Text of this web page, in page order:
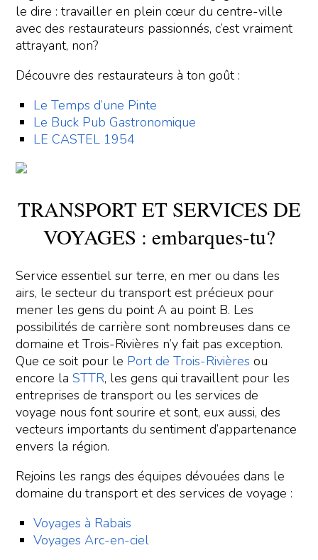
le dire : travailler en plein cœur du centre-ville
avec des restaurateurs passionnés, c’est vraiment
attrayant, non?
Découvre des restaurateurs à ton goût :
Le Temps d’une Pinte
Le Buck Pub Gastronomique
LE CASTEL 1954
TRANSPORT ET SERVICES DE
VOYAGES : embarques-tu?
Service essentiel sur terre, en mer ou dans les
airs, le secteur du transport est précieux pour
mener les gens du point A au point B. Les
possibilités de carrière sont nombreuses dans ce
domaine et Trois-Rivières n’y fait pas exception.
Que ce soit pour le Port de Trois-Rivières ou
encore laSTTR, les gens qui travaillent pour les
entreprises de transport ou les services de
voyage nous font sourire et sont, eux aussi, des
vecteurs importants du sentiment d’appartenance
envers la région.
Rejoins les rangs des équipes dévouées dans le
domaine du transport et des services de voyage :
Voyages à Rabais
Voyages Arc-en-ciel